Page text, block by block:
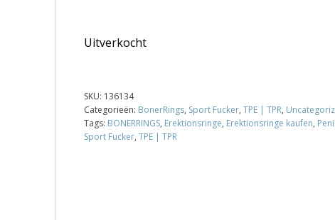
Uitverkocht
SKU: 136134
Categorieën: BonerRings, Sport Fucker, TPE | TPR,
Tags: BONERRINGS, Erektionsringe, Erektionsringe kaufen,
Sport Fucker, TPE | TPR